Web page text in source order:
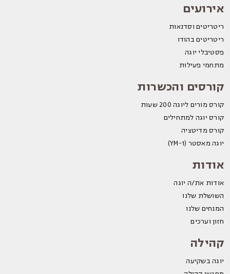
אירועים
ריטריטים וסדנאות
ריטריטים בהודו
פסטיבלי יוגה
מתחמי פעילות
קורסים והכשרות
קורס מורים ליוגה 200 שעות
קורס יוגה למתחילים
קורס מדיטציה
יוגה מאסטר (YM-1)
אודות
אודות את/ה יוגה
השושלת שלנו
המנחים שלנו
חזון וערכים
קהילה
יוגה בשקיעה